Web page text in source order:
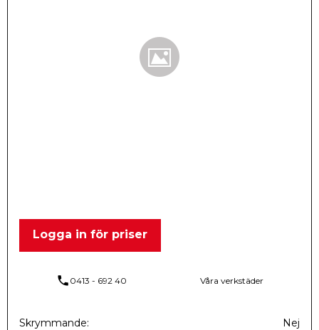
Logga in för priser
phone 0413 - 692 40 Våra verkstäder
Skrymmande
Nej